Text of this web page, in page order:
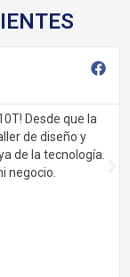
Desde que la
de diseño y
de la tecnología.
negocio.